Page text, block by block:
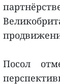
Посол